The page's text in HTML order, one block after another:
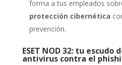
forma a tus empleados
protección cibernética
prevención.
ESET NOD 32: tu escudo
antivirus contra el